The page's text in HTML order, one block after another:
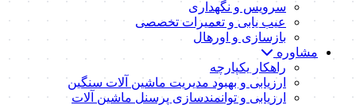
سرویس و نگهداری
عیب یابی و تعمیرات تخصصی
بازسازی و اورهال
مشاوره
راهکار یکپارچه
ارزیابی و بهبود مدیریت ماشین آلات سنگین
ارزیابی و توانمندسازی پرسنل ماشین آلات